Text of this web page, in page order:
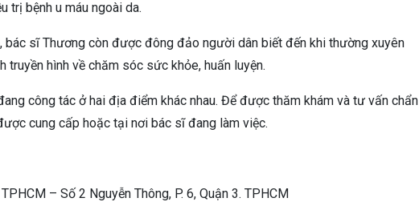
trị bệnh u máu ngoài da.
bác sĩ Thương còn được đông đảo người dân biết đến khi thường xuyên
truyền hình về chăm sóc sức khỏe, huấn luyện.
công tác ở hai địa điểm khác nhau. Để được thăm khám và tư vấn chẩn
cung cấp hoặc tại nơi bác sĩ đang làm việc.
– Số 2 Nguyễn Thông, P. 6, Quận 3. TPHCM